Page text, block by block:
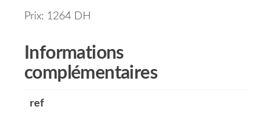
Prix: 1264 DH
Informations
complémentaires
ref